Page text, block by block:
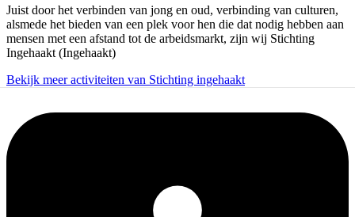
Juist door het verbinden van jong en oud, verbinding van culturen,
alsmede het bieden van een plek voor hen die dat nodig hebben aan
mensen met een afstand tot de arbeidsmarkt, zijn wij Stichting
Ingehaakt (Ingehaakt)
Bekijk meer activiteiten van Stichting ingehaakt